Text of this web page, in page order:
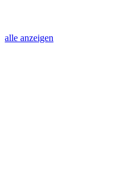
alle anzeigen